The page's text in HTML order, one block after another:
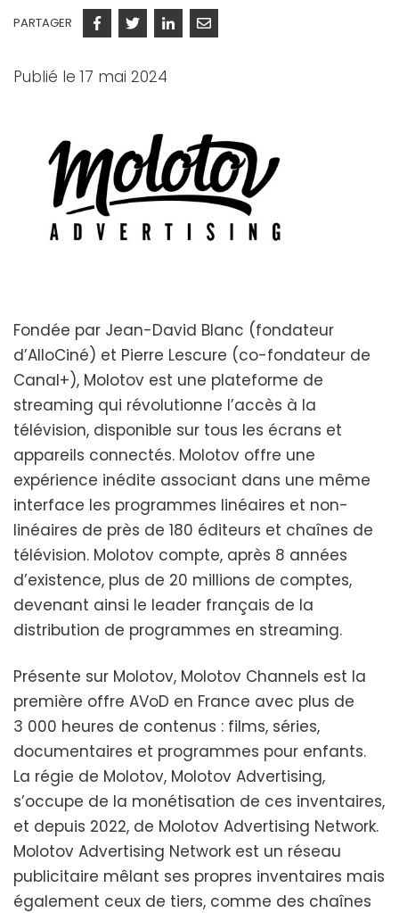
PARTAGER Facebook
TwitterLinkedinCourriel
Publié le 17 mai 2024
Fondée par Jean-David Blanc (fondateur
d’AlloCiné) et Pierre Lescure (co-fondateur de
Canal+), Molotov est une plateforme de
streaming qui révolutionne l’accès à la
télévision, disponible sur tous les écrans et
appareils connectés. Molotov offre une
expérience inédite associant dans une même
interface les programmes linéaires et non-
linéaires de près de 180 éditeurs et chaînes de
télévision. Molotov compte, après 8 années
d’existence, plus de 20 millions de comptes,
devenant ainsi le leader français de la
distribution de programmes en streaming.
Présente sur Molotov, Molotov Channels est la
première offre AVoD en France avec plus de
3 000 heures de contenus : films, séries,
documentaires et programmes pour enfants.
La régie de Molotov, Molotov Advertising,
s’occupe de la monétisation de ces inventaires,
et depuis 2022, de Molotov Advertising Network.
Molotov Advertising Network est un réseau
publicitaire mêlant ses propres inventaires mais
également ceux de tiers, comme des chaînes